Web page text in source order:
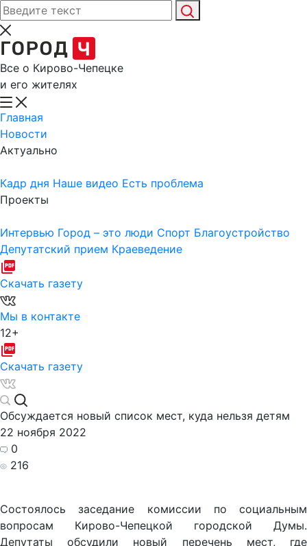
Все о Кирово-Чепецке
и его жителях
Главная
Новости
Актуально
Кадр дня Наше видео Есть проблема
Проекты
Интервью Город – это люди Спорт Благоустройство
Депутатский прием Краеведение
Скачать газету
Мы в контакте
12+
Скачать газету
Обсуждается новый список мест, куда нельзя детям
22 ноября 2022
0
216
Состоялось заседание комиссии по социальным
вопросам Кирово-Чепецкой городской Думы.
Депутаты обсудили новый перечень мест, где